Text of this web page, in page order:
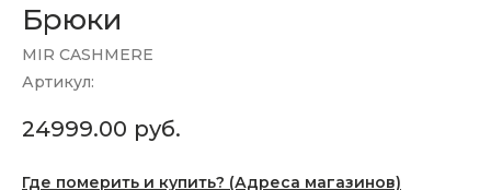
Брюки
MIR CASHMERE
Артикул:
24999.00 руб.
Где померить и купить? (Адреса магазинов)